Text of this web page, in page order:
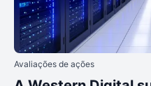
Avaliações de ações